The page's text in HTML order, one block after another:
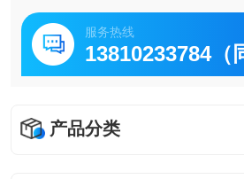
服务热线
13810233784（
产品分类